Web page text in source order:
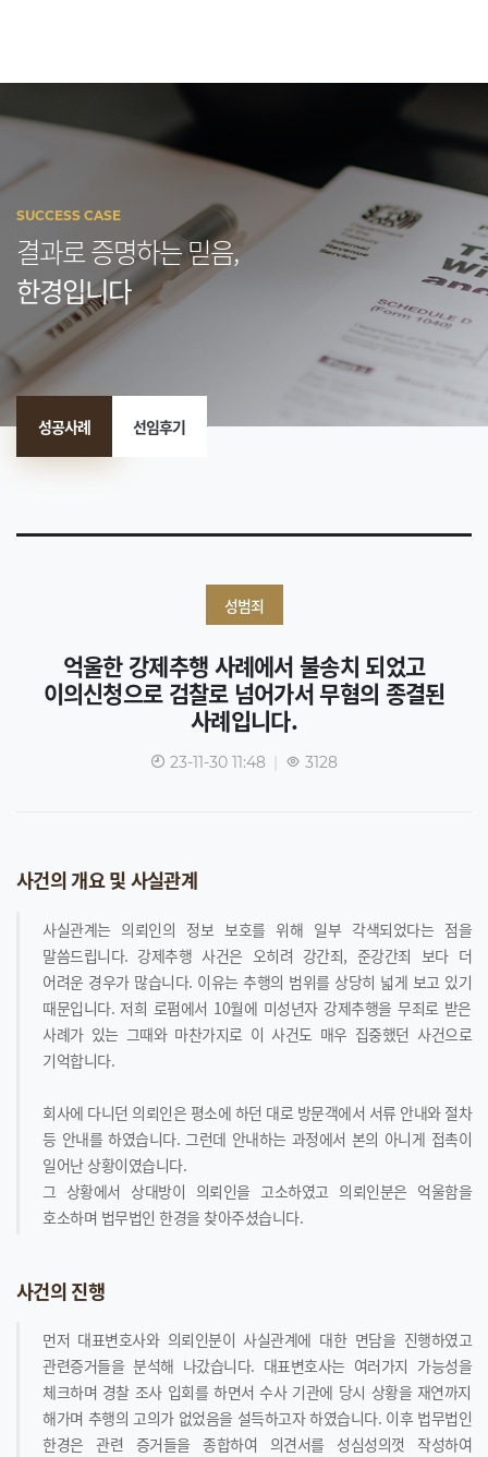
SUCCESS CASE
결과로 증명하는 믿음,
한경입니다
성공사례 선임후기
성범죄
억울한 강제추행 사례에서 불송치 되었고
이의신청으로 검찰로 넘어가서 무혐의 종결된
사례입니다.
23-11-30 11:48 | 3128
사건의 개요 및 사실관계
사실관계는 의뢰인의 정보 보호를 위해 일부 각색되었다는 점을
말씀드립니다. 강제추행 사건은 오히려 강간죄, 준강간죄 보다 더
어려운 경우가 많습니다. 이유는 추행의 범위를 상당히 넓게 보고 있기
때문입니다. 저희 로펌에서 10월에 미성년자 강제추행을 무죄로 받은
사례가 있는 그때와 마찬가지로 이 사건도 매우 집중했던 사건으로
기억합니다.
회사에 다니던 의뢰인은 평소에 하던 대로 방문객에서 서류 안내와 절차
등 안내를 하였습니다. 그런데 안내하는 과정에서 본의 아니게 접촉이
일어난 상황이였습니다.
그 상황에서 상대방이 의뢰인을 고소하였고 의뢰인분은 억울함을
호소하며 법무법인 한경을 찾아주셨습니다.
사건의 진행
먼저 대표변호사와 의뢰인분이 사실관계에 대한 면담을 진행하였고
관련증거들을 분석해 나갔습니다. 대표변호사는 여러가지 가능성을
체크하며 경찰 조사 입회를 하면서 수사 기관에 당시 상황을 재연까지
해가며 추행의 고의가 없었음을 설득하고자 하였습니다. 이후 법무법인
한경은 관련 증거들을 종합하여 의견서를 성심성의껏 작성하여